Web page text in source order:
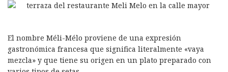
El nombre Méli-Mélo proviene de una expresión
gastronómica francesa que significa literalmente «vaya
mezcla» y que tiene su origen en un plato preparado con